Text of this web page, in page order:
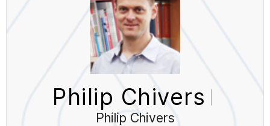
Philip Chivers
Philip Chivers